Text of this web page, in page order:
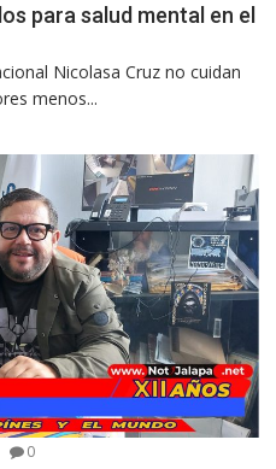
para salud mental en el
Nicolasa Cruz no cuidan
menos...
0